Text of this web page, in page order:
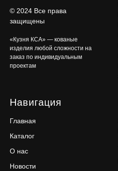
© 2024 Все права
защищены
«Кузня КСА» — кованые
изделия любой сложности на
заказ по индивидуальным
проектам
Навигация
Главная
Каталог
О нас
Новости